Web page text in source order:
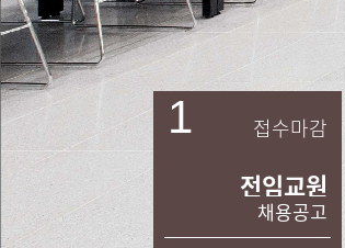
1
전임교원
채용공고
접수마감